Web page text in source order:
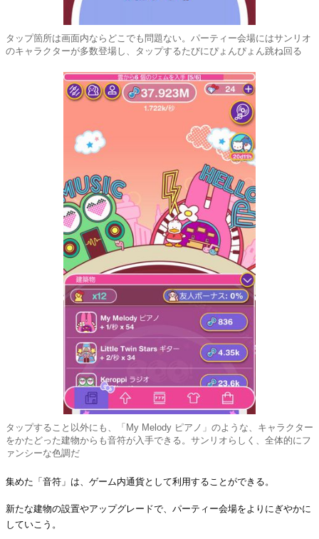
タップ箇所は画面内ならどこでも問題ない。パーティー会場にはサンリオ
のキャラクターが多数登場し、タップするたびにぴょんぴょん跳ね回る
タップすること以外にも、「My Melody ピアノ」のような、キャラクター
をかたどった建物からも音符が入手できる。サンリオらしく、全体的にフ
ァンシーな色調だ
集めた「音符」は、ゲーム内通貨として利用することができる。
新たな建物の設置やアップグレードで、パーティー会場をよりにぎやかに
していこう。